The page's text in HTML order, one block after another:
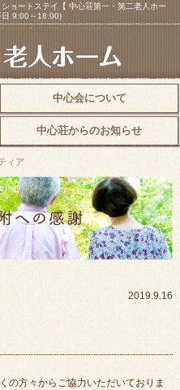
ョートステイ【 中心荘第一・第二老人ホー
日 9:00～18:00)
中心会について
中心荘からのお知らせ
ィア
2019.9.16
の方々からご協力いただいておりま